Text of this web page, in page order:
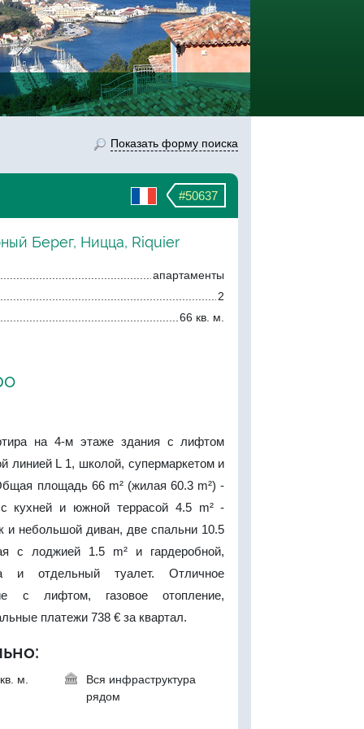
Показать форму поиска
#50637
Берег, Ницца, Riquier
апартаменты
2
66 кв. м.
на 4-м этаже здания с лифтом
линией L 1, школой, супермаркетом и
площадь 66 m² (жилая 60.3 m²) -
с кухней и южной террасой 4.5 m² -
и небольшой диван, две спальни 10.5
с лоджией 1.5 m² и гардеробной,
и отдельный туалет. Отличное
с лифтом, газовое отопление,
платежи 738 € за квартал.
м.
Вся инфраструктура
рядом